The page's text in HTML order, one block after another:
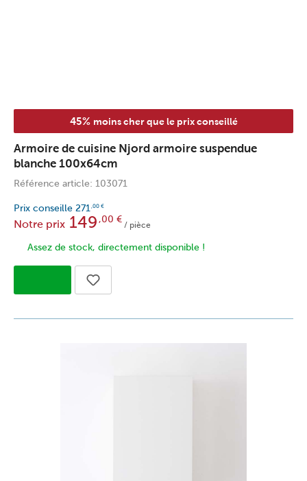
45% moins cher que le prix conseillé
Armoire de cuisine Njord armoire suspendue
blanche 100x64cm
Référence article: 103071
Prix conseille 271 ,00 €
Notre prix 149 ,00 €
/ pièce
Assez de stock, directement disponible !